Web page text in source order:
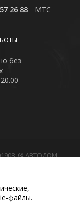
26 88
MTC
без
® АВТОДОМ
интернет-
характер
материалов
файлы.